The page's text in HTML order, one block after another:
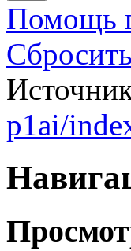
Помощь
p1ai/